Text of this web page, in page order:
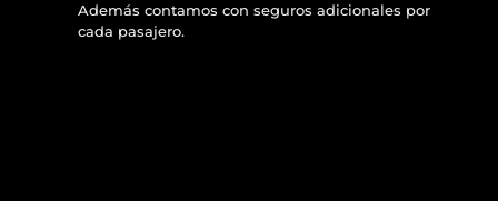
Además contamos con seguros adicionales por
cada pasajero.